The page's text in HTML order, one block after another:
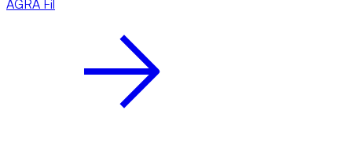
AGRA Fil